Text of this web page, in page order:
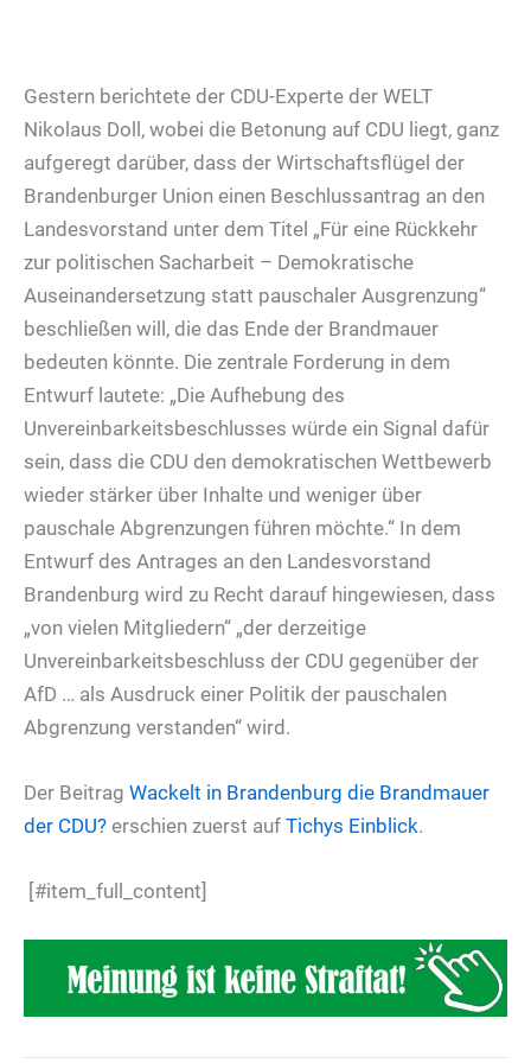
Gestern berichtete der CDU-Experte der WELT
Nikolaus Doll, wobei die Betonung auf CDU liegt, ganz
aufgeregt darüber, dass der Wirtschaftsflügel der
Brandenburger Union einen Beschlussantrag an den
Landesvorstand unter dem Titel „Für eine Rückkehr
zur politischen Sacharbeit – Demokratische
Auseinandersetzung statt pauschaler Ausgrenzung“
beschließen will, die das Ende der Brandmauer
bedeuten könnte. Die zentrale Forderung in dem
Entwurf lautete: „Die Aufhebung des
Unvereinbarkeitsbeschlusses würde ein Signal dafür
sein, dass die CDU den demokratischen Wettbewerb
wieder stärker über Inhalte und weniger über
pauschale Abgrenzungen führen möchte.“ In dem
Entwurf des Antrages an den Landesvorstand
Brandenburg wird zu Recht darauf hingewiesen, dass
„von vielen Mitgliedern“ „der derzeitige
Unvereinbarkeitsbeschluss der CDU gegenüber der
AfD … als Ausdruck einer Politik der pauschalen
Abgrenzung verstanden“ wird.
Der Beitrag Wackelt in Brandenburg die Brandmauer
der CDU? erschien zuerst auf Tichys Einblick.
[#item_full_content]